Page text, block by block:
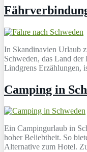
In Skandinavien Urlaub
Schweden, das Land
Lindgrens Erzählungen,
Camping in
Ein Campingurlaub in
hoher Beliebtheit. So
Alternative zum Hotel.